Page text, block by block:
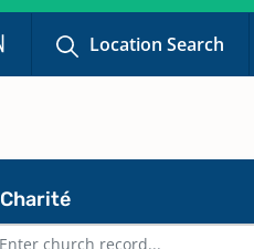
Location Search
Charité